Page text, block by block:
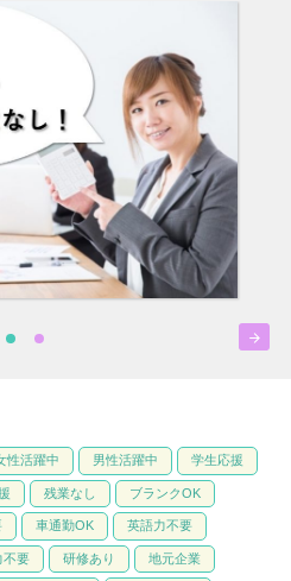

性活躍中 男性活躍中 学生応援
残業なし ブランクOK
車通勤OK 英語力不要
不要 研修あり 地元企業